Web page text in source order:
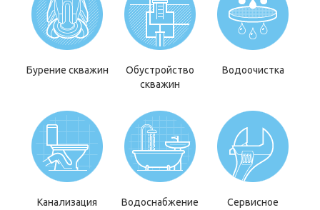
Бурение скважин
Обустройство
скважин
Водоочистка
Канализация Водоснабжение
Сервисное